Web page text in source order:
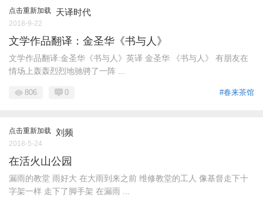
点击重新加载 天译时代
2018-9-22
文学作品翻译：金圣华《书与人》
文学作品翻译:金圣华《书与人》英译 金圣华 《书与人》 有朋友在
情场上轰轰烈烈地驰骋了一阵 ...
#春来茶馆
806 0
点击重新加载 刘频
2018-5-24
在活火山公园
漏雨的教堂 雨好大 在大雨到来之前 维修教堂的工人 像基督走下十
字架一样 走下了脚手架 在漏雨 ...